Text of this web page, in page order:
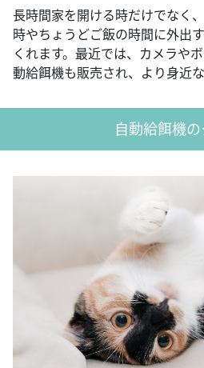
長時間家を開ける時だけでなく
時やちょうどご飯の時間に外出
くれます。最近では、カメラや
動給餌機も販売され、より身近
自動給餌機